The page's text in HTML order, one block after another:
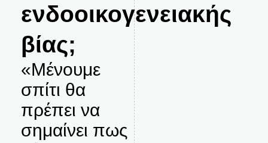
ενδοοικογενειακής
βίας;
«Μένουμε
σπίτι θα
πρέπει να
σημαίνει πως